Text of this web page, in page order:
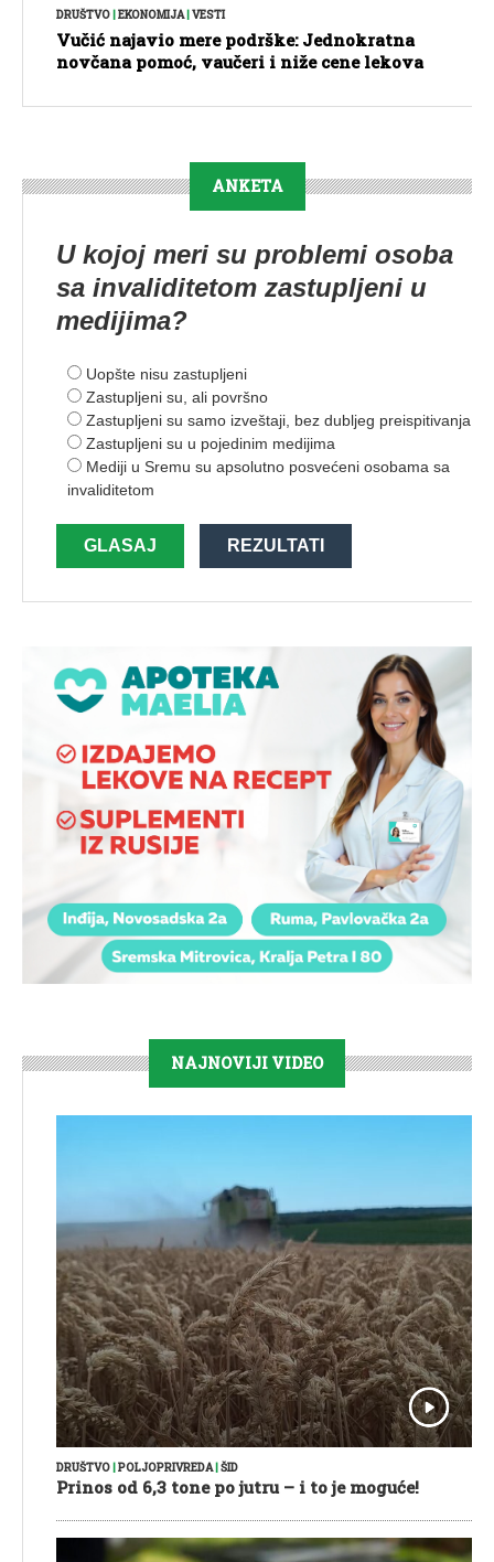
DRUŠTVO EKONOMIJA| VESTI
Vučić najavio mere podrške: Jednokratna
novčana pomoć, vaučeri i niže cene lekova
ANKETA
U kojoj meri su problemi osoba
sa invaliditetom zastupljeni u
medijima?
Uopšte nisu zastupljeni
Zastupljeni su, ali površno
Zastupljeni su samo izveštaji, bez dubljeg preispitivanja
Zastupljeni su u pojedinim medijima
Mediji u Sremu su apsolutno posvećeni osobama sa
invaliditetom
GLASAJ REZULTATI
NAJNOVIJI VIDEO
DRUŠTVO POLJOPRIVREDA| ŠID
Prinos od 6,3 tone po jutru – i to je moguće!